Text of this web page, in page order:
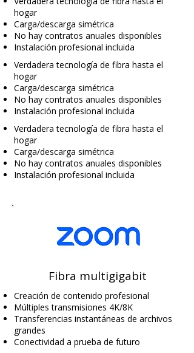
hogar
Carga/descarga simétrica
No hay contratos anuales disponibles
Instalación profesional incluida
Verdadera tecnología de fibra hasta el
hogar
Carga/descarga simétrica
No hay contratos anuales disponibles
Instalación profesional incluida
Verdadera tecnología de fibra hasta el
hogar
Carga/descarga simétrica
No hay contratos anuales disponibles
Instalación profesional incluida
Fibra multigigabit
Creación de contenido profesional
Múltiples transmisiones 4K/8K
Transferencias instantáneas de archivos
grandes
Conectividad a prueba de futuro